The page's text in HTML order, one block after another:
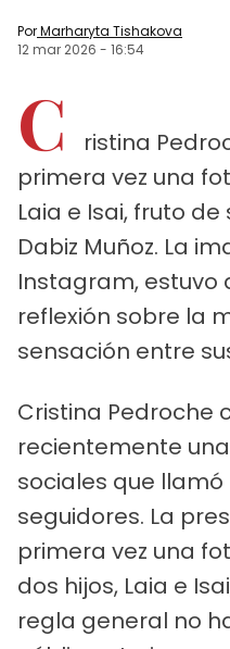
PorMarharyta Tishakova
12 mar 2026 - 16:54
C
ristina
primera vez una
Laia e Isai, fruto
Dabiz Muñoz. La
Instagram,
reflexión sobre la
sensación entre
Cristina Pedroche
recientemente
sociales que
seguidores. La
primera vez una
dos hijos, Laia e
regla general no